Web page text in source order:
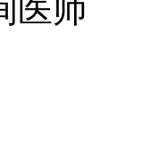
医师